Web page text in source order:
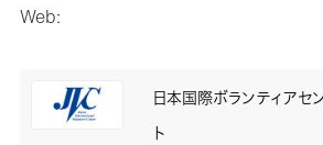
Web:
日本国際ボランティアセ
ト